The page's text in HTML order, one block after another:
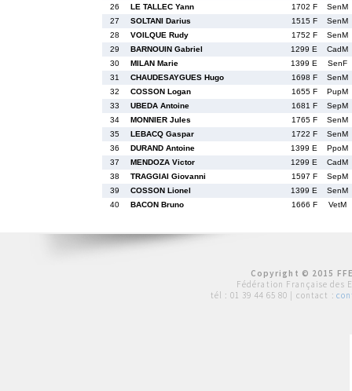
26
LE TALLEC Yann 1702 F
SenM
27
SOLTANI Darius 1515 F
SenM
28
VOILQUE Rudy 1752 F
SenM
29
BARNOUIN Gabriel 1299 E
CadM
30
MILAN Marie 1399 E
SenF
31
CHAUDESAYGUES Hugo 1698 F
SenM
32
COSSON Logan 1655 F
PupM
33
UBEDA Antoine 1681 F
SepM
34
MONNIER Jules 1765 F
SenM
35
LEBACQ Gaspar 1722 F
SenM
36
DURAND Antoine 1399 E
PpoM
37
MENDOZA Victor 1299 E
CadM
38
TRAGGIAI Giovanni 1597 F
SepM
39
COSSON Lionel 1399 E
SenM
40
BACON Bruno 1666 F VetM
Copyright © 2015
Fédération Française des
tél : 01 39 44 65 80 | contact :